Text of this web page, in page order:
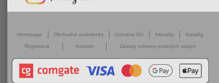
Homepage Obchodné podmienky Ochrana OÚ Aktuality Katalóg
Registrácia Kontakt Zásady ochrany osobných údajov